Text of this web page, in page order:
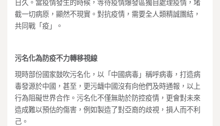
日久。當疫情發生的時候，等待疫情爆發區獨自處理疫情，堵
截一切病原，顯然不現實。對抗疫情，需要全人類精誠團結，
共同戰「疫」。
污名化為防疫不力轉移視線
現時部份國家鼓吹污名化，以「中國病毒」稱呼病毒，打造病
毒發源於中國，甚至，更污衊中國沒有向他們及時通報，以上
行為阻礙世界合作。污名化不僅無助於防控疫情，更會對未來
造成難以預估的傷害，例如製造了對亞裔的歧視，損人而不利
己。